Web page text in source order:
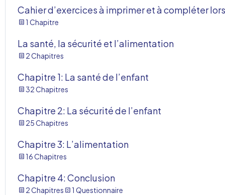
Cahier d’exercices à imprimer et à compléter
1 Chapitre
La santé, la sécurité et l’alimentation
2 Chapitres
Chapitre 1: La santé de l’enfant
32 Chapitres
Chapitre 2: La sécurité de l’enfant
25 Chapitres
Chapitre 3: L’alimentation
16 Chapitres
Chapitre 4: Conclusion
2 Chapitres 1 Questionnaire